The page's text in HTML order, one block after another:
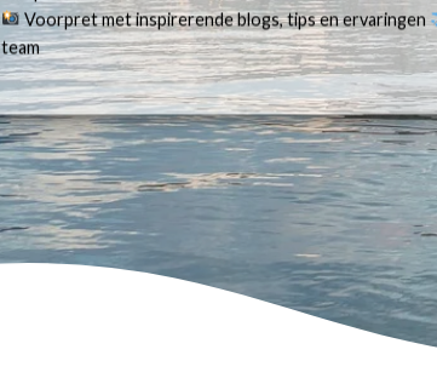
Voorpret met inspirerende blogs, tips en ervaringen
team